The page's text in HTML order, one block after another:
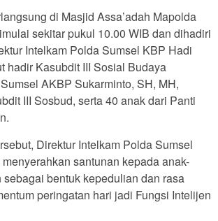
di Masjid Assa’adah Mapolda
sekitar pukul 10.00 WIB dan dihadiri
Intelkam Polda Sumsel KBP Hadi
hadir Kasubdit III Sosial Budaya
AKBP Sukarminto, SH, MH,
III Sosbud, serta 40 anak dari Panti
Direktur Intelkam Polda Sumsel
santunan kepada anak-
bentuk kepedulian dan rasa
peringatan hari jadi Fungsi Intelijen